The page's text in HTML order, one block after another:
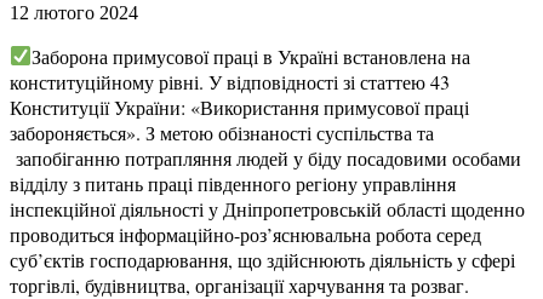
12 лютого 2024
Заборона примусової праці в Україні встановлена на
конституційному рівні. У відповідності зі статтею 43
Конституції України: «Використання примусової праці
забороняється». З метою обізнаності суспільства та
запобіганню потрапляння людей у біду посадовими особами
відділу з питань праці південного регіону управління
інспекційної діяльності у Дніпропетровській області щоденно
проводиться інформаційно-роз’яснювальна робота серед
суб’єктів господарювання, що здійснюють діяльність у сфері
торгівлі, будівництва, організації харчування та розваг.